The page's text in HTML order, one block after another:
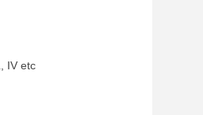
IV etc